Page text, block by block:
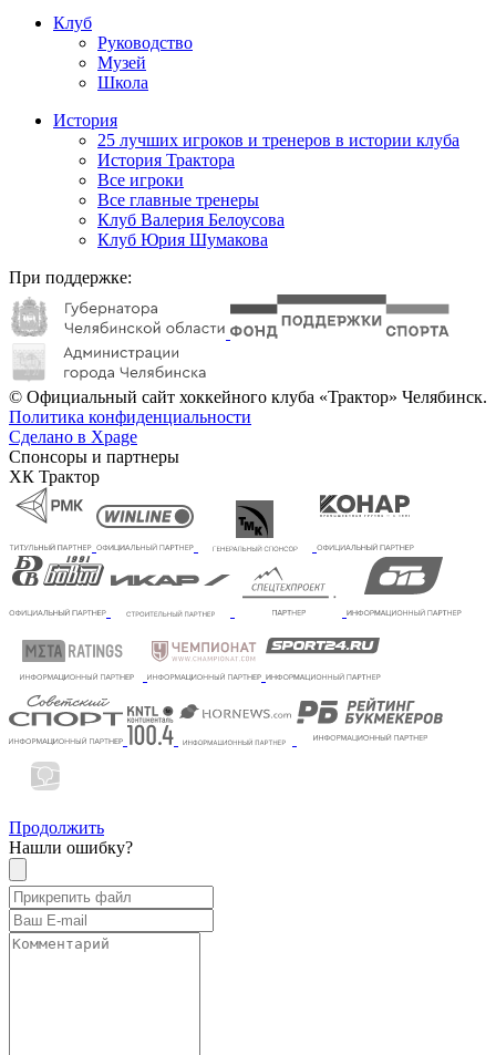
Клуб
Руководство
Музей
Школа
История
25 лучших игроков и тренеров в истории клуба
История Трактора
Все игроки
Все главные тренеры
Клуб Валерия Белоусова
Клуб Юрия Шумакова
При поддержке:
© Официальный сайт хоккейного клуба «Трактор» Челябинск.
Политика конфиденциальности
Сделано в Xpage
Спонсоры и партнеры
ХК Трактор
Продолжить
Нашли ошибку?